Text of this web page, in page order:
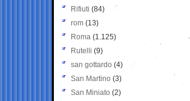
Rifiuti (84)
rom (13)
Roma (1.125)
Rutelli (9)
san gottardo (4)
San Martino (3)
San Miniato (2)